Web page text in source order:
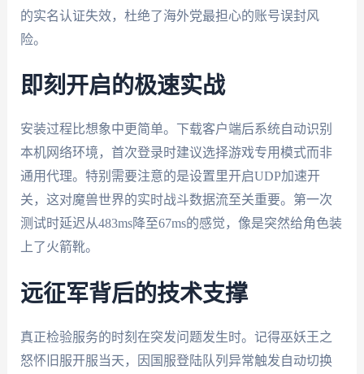
的实名认证失效，杜绝了海外党最担心的账号误封风
险。
即刻开启的极速实战
安装过程比想象中更简单。下载客户端后系统自动识别
本机网络环境，首次登录时建议选择游戏专用模式而非
通用代理。特别需要注意的是设置里开启UDP加速开
关，这对魔兽世界的实时战斗数据流至关重要。第一次
测试时延迟从483ms降至67ms的感觉，像是突然给角色装
上了火箭靴。
远征军背后的技术支撑
真正检验服务的时刻在突发问题发生时。记得巫妖王之
怒怀旧服开服当天，因国服登陆队列异常触发自动切换